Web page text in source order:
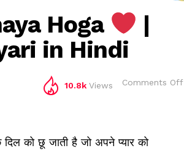
Hoga
|
in Hindi
10.8k Views Comments Off
को छू जाती है जो अपने प्यार को